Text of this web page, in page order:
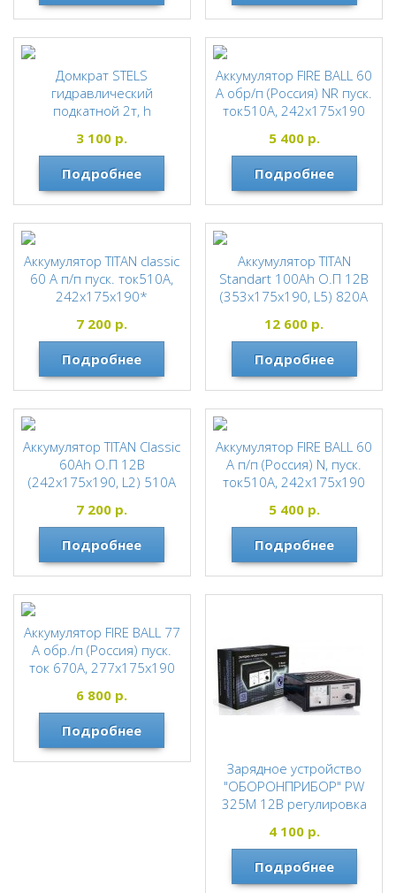
Домкрат STELS
гидравлический
подкатной 2т, h
STELS
3 100 р.
Подробнее
Аккумулятор FIRE BALL 60
А обр/п (Россия) NR пуск.
ток510А, 242х175х190
FIREBALL
5 400р.
Подробнее
Аккумулятор TITAN classic
60 А п/п пуск. ток510А,
242х175х190*
TITAN
7 200 р.
Подробнее
Аккумулятор TITAN
Standart 100Ah О.П 12В
(353x175x190, L5) 820А
TITAN
12 600 р.
Подробнее
Аккумулятор TITAN Classic
60Ah О.П 12В
(242x175x190, L2) 510А
TITAN
7 200 р.
Подробнее
Аккумулятор FIRE BALL 60
А п/п (Россия) N, пуск.
ток510А, 242х175х190
FIREBALL
5 400р.
Подробнее
Аккумулятор FIRE BALL 77
А обр./п (Россия) пуск.
ток 670А, 277х175х190
FIREBALL
6 800 р.
Подробнее
Зарядное устройство
"ОБОРОНПРИБОР" PW
325М 12В регулировка
ОБОРОНПРИБОР
4 100р.
Подробнее